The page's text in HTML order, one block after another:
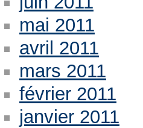
mai 2011
avril 2011
mars 2011
février 2011
janvier 2011